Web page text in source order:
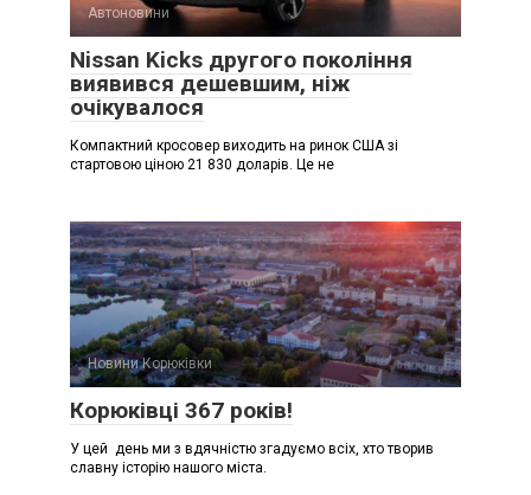
Автоновини
Nissan Kicks другого покоління
виявився дешевшим, ніж
очікувалося
Компактний кросовер виходить на ринок США зі
стартовою ціною 21 830 доларів. Це не
Новини Корюківки
Корюківці 367 років!
У цей день ми з вдячністю згадуємо всіх, хто творив
славну історію нашого міста.